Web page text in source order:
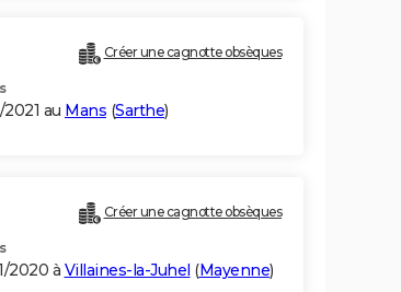
Créer une cagnotte obsèques
2021 au Mans (Sarthe)
Créer une cagnotte obsèques
2020 à Villaines-la-Juhel (Mayenne)